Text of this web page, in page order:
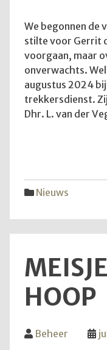
We begonnen de
stilte voor Gerrit
voorgaan, maar
onverwachts.
augustus 2024
trekkersdienst.
Dhr. L. van der
Nieuws
HOOP
Beheer